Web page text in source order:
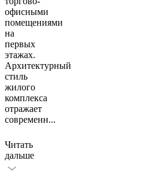
офисными
помещениями
на
первых
этажах.
Архитектурный
стиль
жилого
комплекса
отражает
современн...
Читать
дальше